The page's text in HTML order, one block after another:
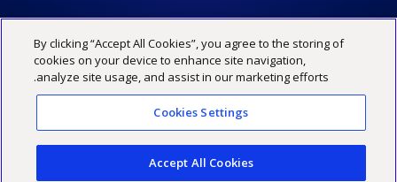
הארבעה 17, תל אביב
03-6848000
03-6848444
Israel@kpmg.com
מערך הביקורת
מערך המיסים
מערך היעוץ
נבחרת טכנולוגיה
הסיפור שלנו
קריירה
KPMG SOCIAL MEDIA
Facebook
מדיניות פרטיות הצהרת נגישות תנאי האתר
By clicking “Accept All Cookies”, you agree to the storing of
cookies on your device to enhance site navigation,
analyze site usage, and assist in our marketing efforts.
Cookies Settings
Accept All Cookies